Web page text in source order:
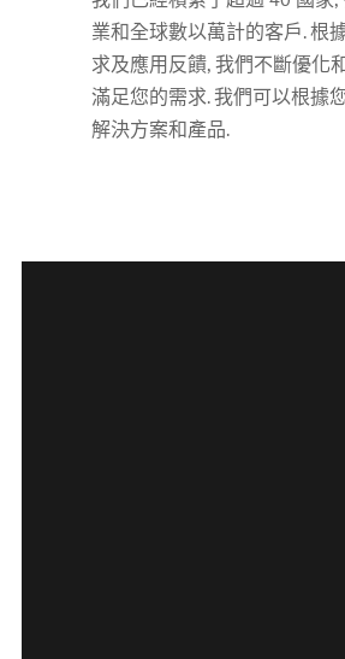
業和全球數以萬計的客戶. 根
求及應用反饋, 我們不斷優化
滿足您的需求. 我們可以根據
解決方案和產品.